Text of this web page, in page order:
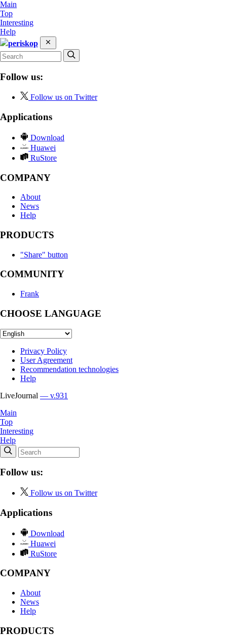
Main
Top
Interesting
Help
periskop
Follow us:
Follow us on Twitter
Applications
Download
Huawei
RuStore
COMPANY
About
News
Help
PRODUCTS
"Share" button
COMMUNITY
Frank
CHOOSE LANGUAGE
Privacy Policy
User Agreement
Recommendation technologies
Help
LiveJournal — v.931
Main
Top
Interesting
Help
Follow us:
Follow us on Twitter
Applications
Download
Huawei
RuStore
COMPANY
About
News
Help
PRODUCTS